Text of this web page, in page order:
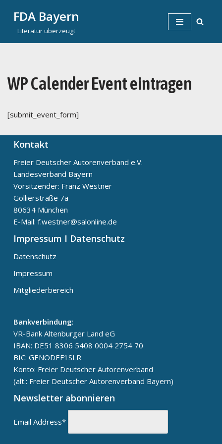
Zum
FDA Bayern
Literatur überzeugt
WP Calender Event eintragen
[submit_event_form]
Kontakt
Freier Deutscher Autorenverband e.V.
Landesverband Bayern
Vorsitzender: Franz Westner
Gollierstraße 7a
80634 München
E-Mail: f.westner@salonline.de
Impressum I Datenschutz
Datenschutz
Impressum
Mitgliederbereich
Bankverbindung:
VR-Bank Altenburger Land eG
IBAN: DE51 8306 5408 0004 2754 70
BIC: GENODEF1SLR
Konto: Freier Deutscher Autorenverband
(alt.: Freier Deutscher Autorenverband Bayern)
Newsletter abonnieren
Email Address*